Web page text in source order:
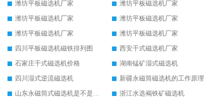
潍坊平板磁选机厂家
潍坊平板磁选机厂家
潍坊平板磁选机厂家
潍坊平板磁选机厂家
潍坊平板磁选机厂家
潍坊平板磁选机厂家
四川平板磁选机磁铁排列图
西安干式磁选机厂家
石家庄干式磁选机价格
湖南锰矿湿式磁选机
四川湿式逆流磁选机
新疆永磁筒磁选机的工作原理
山东永磁筒式磁选机是不是强磁
浙江水选褐铁矿磁选机